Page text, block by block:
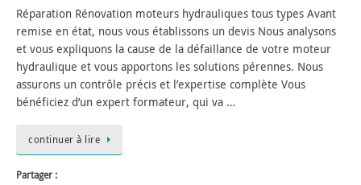
Réparation Rénovation moteurs hydrauliques tous types Avant
remise en état, nous vous établissons un devis Nous analysons
et vous expliquons la cause de la défaillance de votre moteur
hydraulique et vous apportons les solutions pérennes. Nous
assurons un contrôle précis et l’expertise complète Vous
bénéficiez d’un expert formateur, qui va …
continuer à lire
Partager :